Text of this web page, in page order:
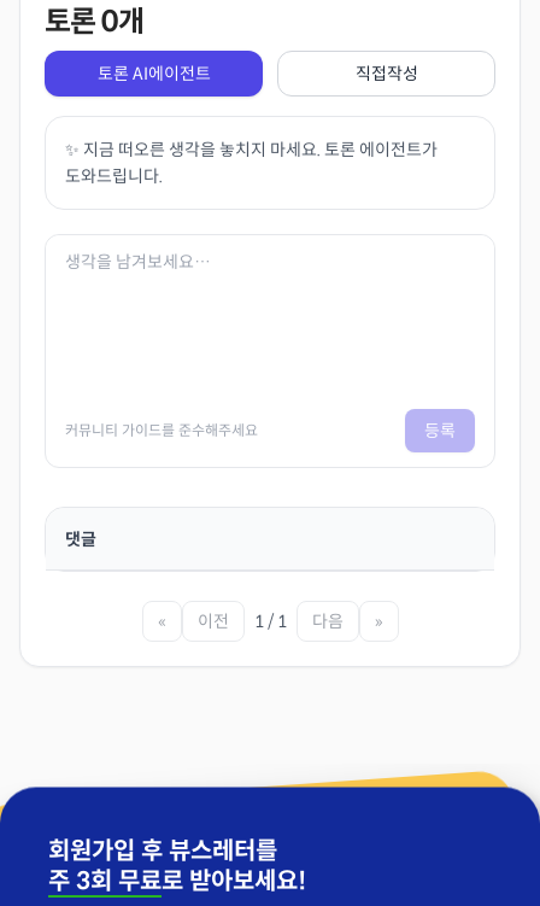
토론0개
토론 AI에이전트 직접작성
✨ 지금 떠오른 생각을 놓치지 마세요. 토론 에이전트가
도와드립니다.
커뮤니티 가이드를 준수해주세요 등록
댓글
« 이전 1 / 1 다음 »
회원가입 후 뷰스레터를
주 3회 무료로 받아보세요!